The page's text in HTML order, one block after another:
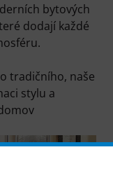
bytových
dodají každé
tradičního, naše
stylu a